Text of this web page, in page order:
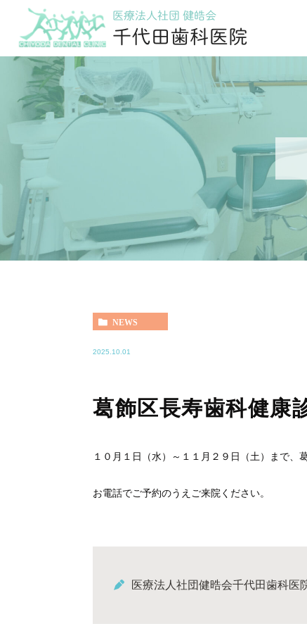
NEWS
2025.10.01
葛飾区長寿歯科健康
１０月１日（水）～１１月２９日（土）まで、
お電話でご予約のうえご来院ください。
医療法人社団健晧会千代田歯科医